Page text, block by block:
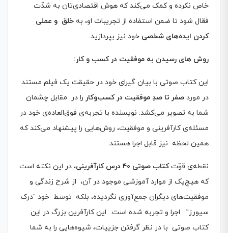
خاص نکرده و کمک می‌کند که هوش اقتصادی‌تان به شدّت
فعّال شود تا ضمن استفاده از تجریبات او، به خلق و عملی
کردن ایده‌های شخصی خود نیز بپردازید.
روش های رسیدن به موفقیت در کسب و کار:
این کتاب صوتی با بیان گیرای خود در حقیقت یک فیلم مستند
در مورد صفر تا صدِ موفقیت در کسب‌و‌کار را در مقابل چشمان
شما به تصویر می‌کشد. نویسنده‌ با تجربه‌ی فوق‌العاده‌ی خود در
مسئله‌ی کارآفرینی و موفقیت، روش‌هایی را پیشنهاد می‌کند که
همین لحظه نیز قابل اجرا هستند.
نقطه‌ی قوّتکتاب صوتی ۴۰درس کارآفرینی، در این نکته است
که هیچ‌یک از موارد آموزشی موجود در آن، از شرح زندگی و
موفقیت‌های دیگران جمع‌آوری نگردیده، بلکه توسط خود “درک
سیورز“اجرا و تجربه شده است. این کارآفرین بزرگ در این
کتاب صوتی با در نظر گرفتن جزییات، شیوه‌هایی را به شما